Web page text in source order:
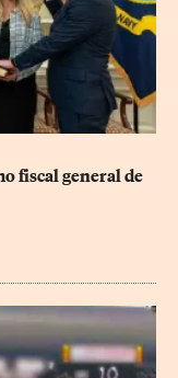
fiscal general de